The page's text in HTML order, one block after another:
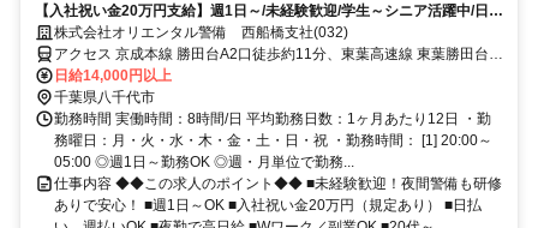
【入社祝い金20万円支給】週1日～/未経験歓迎/学生～シニア活躍中/日払
い・週払いOK/履歴書不要！
株式会社オリエンタル警備 西船橋支社(032)
アクセス 京成本線 勝田台A2口徒歩約11分、東葉高速線 東葉勝田台
A2口徒歩約11分、東葉高速線 村上（千葉県）徒歩約27分 (面接地/西
船橋支社)千葉県船橋市葛飾町2-380-2 ヤマゲンビル2階
日給14,000円以上
千葉県八千代市
勤務時間 実働時間：8時間/日 平均勤務日数：1ヶ月あたり12日 ・勤
務曜日：月・火・水・木・金・土・日・祝 ・勤務時間： [1] 20:00～
05:00 ◎週1日～勤務OK ◎週・月単位で勤務...
仕事内容 ◆◆この求人のポイント◆◆ ■未経験歓迎！夜間警備も研修
ありで安心！ ■週1日～OK ■入社祝い金20万円（規定あり） ■日払